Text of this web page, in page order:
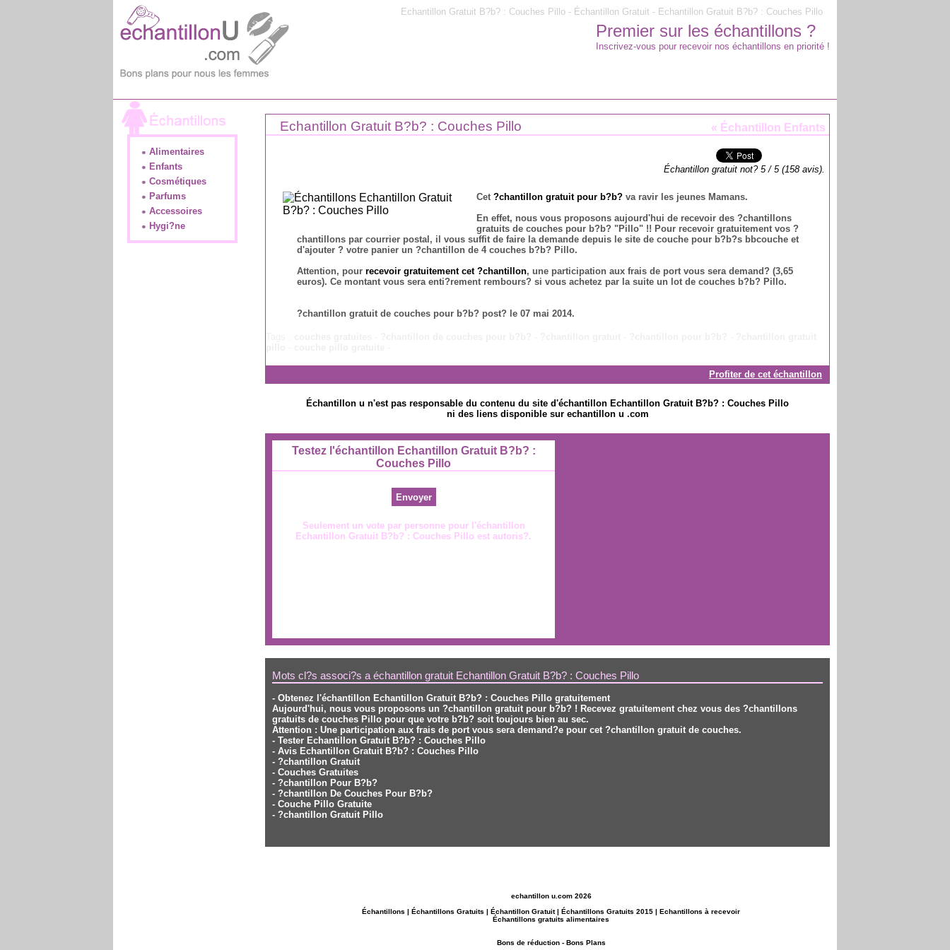
Echantillon Gratuit B?b? : Couches Pillo - Échantillon Gratuit - Echantillon Gratuit B?b? : Couches Pillo
Premier sur les échantillons ?
Inscrivez-vous pour recevoir nos échantillons en priorité !
« Échantillon Enfants
Echantillon Gratuit B?b? : Couches Pillo
Échantillon gratuit not? 5/ 5(158avis).
Cet?chantillon gratuit pour b?b? va ravir les jeunes Mamans.
En effet, nous vous proposons aujourd'hui de recevoir des ?chantillons
gratuits de couches pour b?b? "Pillo" !! Pour recevoir gratuitement vos ?
chantillons par courrier postal, il vous suffit de faire la demande depuis le site de couche pour b?b?s bbcouche et
d'ajouter ? votre panier un ?chantillon de 4 couches b?b? Pillo.
Attention, pourrecevoir gratuitement cet ?chantillon, une participation aux frais de port vous sera demand? (3,65
euros). Ce montant vous sera enti?rement rembours? si vous achetez par la suite un lot de couches b?b? Pillo.
?chantillon gratuit de couches pour b?b? post? le 07 mai 2014.
Profiter de cet échantillon
Échantillon u n'est pas responsable du contenu du site d'échantillon Echantillon Gratuit B?b? : Couches Pillo
ni des liens disponible sur echantillon u .com
Testez l'échantillon Echantillon Gratuit B?b? :
Couches Pillo
Seulement un vote par personne pour l'échantillon
Echantillon Gratuit B?b? : Couches Pillo est autoris?.
Mots cl?s associ?s a échantillon gratuit Echantillon Gratuit B?b? : Couches Pillo
- Obtenez l'échantillon Echantillon Gratuit B?b? : Couches Pillo gratuitement
Aujourd'hui, nous vous proposons un?chantillon gratuit pour b?b? ! Recevez gratuitement chez vous des ?chantillons
gratuits de couches Pillo pour que votre b?b? soit toujours bien au sec.
Attention : Une participation aux frais de port vous sera demand?e pour cet?chantillon gratuit de couches.
- Tester Echantillon Gratuit B?b? : Couches Pillo
- Avis Echantillon Gratuit B?b? : Couches Pillo
- ?chantillon Gratuit
- Couches Gratuites
- ?chantillon Pour B?b?
- ?chantillon De Couches Pour B?b?
- Couche Pillo Gratuite
- ?chantillon Gratuit Pillo
Alimentaires
Enfants
Cosmétiques
Parfums
Accessoires
Hygi?ne
echantillon u.com 2026
Échantillons | Échantillons Gratuits | Échantillon Gratuit| Échantillons Gratuits 2015 | Echantillons à recevoir
Échantillons gratuits alimentaires
Bons de réduction- Bons Plans